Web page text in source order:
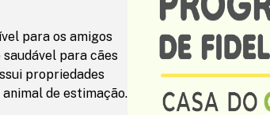
para os amigos
para cães
propriedades
de estimação.